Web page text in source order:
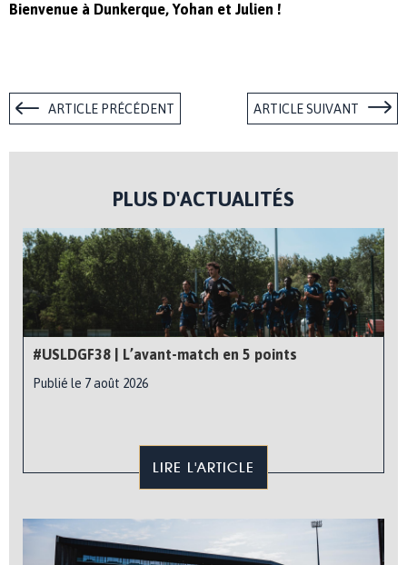
Bienvenue à Dunkerque, Yohan et Julien !
ARTICLE PRÉCÉDENT ARTICLE SUIVANT
PLUS D'ACTUALITÉS
#USLDGF38 | L’avant-match en 5 points
Publié le 7 août 2026
LIRE L'ARTICLE